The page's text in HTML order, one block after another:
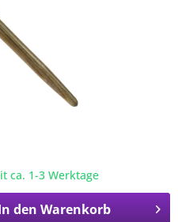
ca. 1-3 Werktage
den Warenkorb